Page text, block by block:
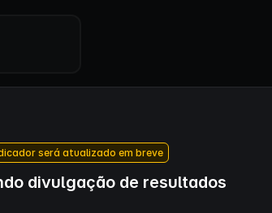
será atualizado em breve
divulgação de resultados